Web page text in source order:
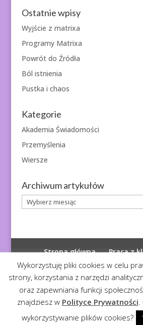
Ostatnie wpisy
Wyjście z matrixa
Programy Matrixa
Powrót do Źródła
Ból istnienia
Pustka i chaos
Kategorie
Akademia Świadomości
Przemyślenia
Wiersze
Archiwum artykułów
Archiwum
artykułów
Strona główna
Praca z
Polityka
© 2026 Diagnoza Duszy|
Realizacja:Serwis4U - Narzędzia
Wykorzystuję pliki cookies w celu
strony, korzystania z narzędzi
oraz zapewniania funkcji
znajdziesz w Polityce Prywatności.
wykorzystywanie plików cookies?